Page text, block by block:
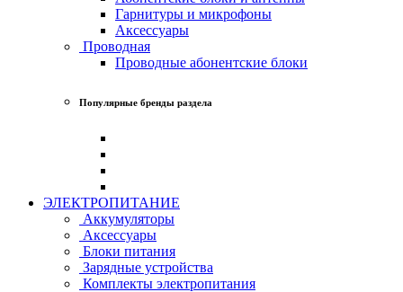
Гарнитуры и микрофоны
Аксессуары
Проводная
Проводные абонентские блоки
Популярные бренды раздела
ЭЛЕКТРОПИТАНИЕ
Аккумуляторы
Аксессуары
Блоки питания
Зарядные устройства
Комплекты электропитания